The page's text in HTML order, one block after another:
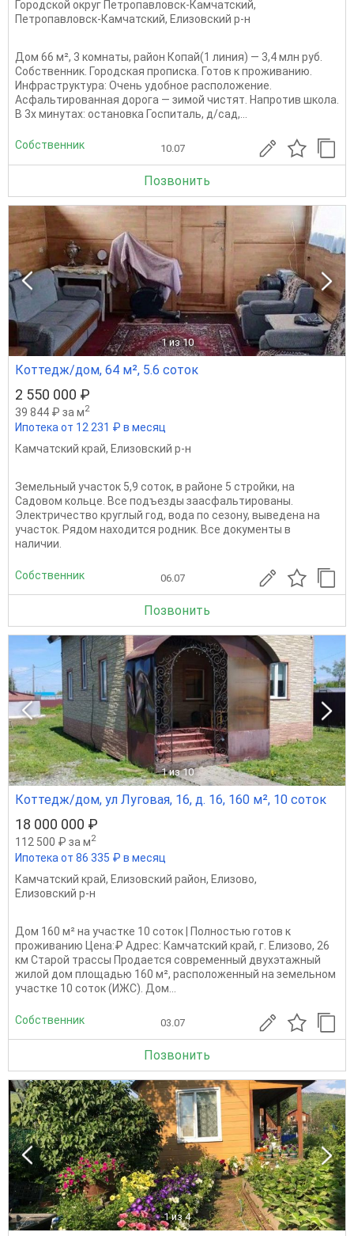
Городской округ Петропавловск-Камчатский,
Петропавловск-Камчатский, Елизовский р-н
Дом 66 м², 3 комнаты, район Копай(1 линия) — 3,4 млн руб.
Собственник. Городская прописка. Готов к проживанию.
Инфраструктура: Очень удобное расположение.
Асфальтированная дорога — зимой чистят. Напротив школа.
В 3х минутах: остановка Госпиталь, д/сад,...
Собственник 10.07
Позвонить
1 из 10
Коттедж/дом, 64 м², 5.6 соток
2 550 000 ₽
39 844 ₽ за м2
Ипотека от 12 231 ₽ в месяц
Камчатский край, Елизовский р-н
Земельный участок 5,9 соток, в районе 5 стройки, на
Садовом кольце. Все подъезды заасфальтированы.
Электричество круглый год, вода по сезону, выведена на
участок. Рядом находится родник. Все документы в
наличии.
Собственник 06.07
Позвонить
1 из 10
Коттедж/дом, ул Луговая, 16, д. 16, 160 м², 10 соток
18 000 000 ₽
112 500 ₽ за м2
Ипотека от 86 335 ₽ в месяц
Камчатский край, Елизовский район, Елизово,
Елизовский р-н
Дом 160 м² на участке 10 соток | Полностью готов к
проживанию Цена:₽ Адрес: Камчатский край, г. Елизово, 26
км Старой трассы Продается современный двухэтажный
жилой дом площадью 160 м², расположенный на земельном
участке 10 соток (ИЖС). Дом...
Собственник 03.07
Позвонить
1 из 4